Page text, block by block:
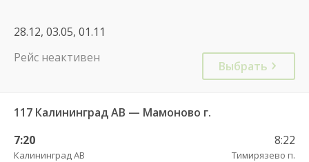
28.12, 03.05, 01.11
Рейс неактивен
Выбрать
117 Калининград АВ — Мамоново г.
7:20
Калининград АВ
8:22
Тимирязево п.